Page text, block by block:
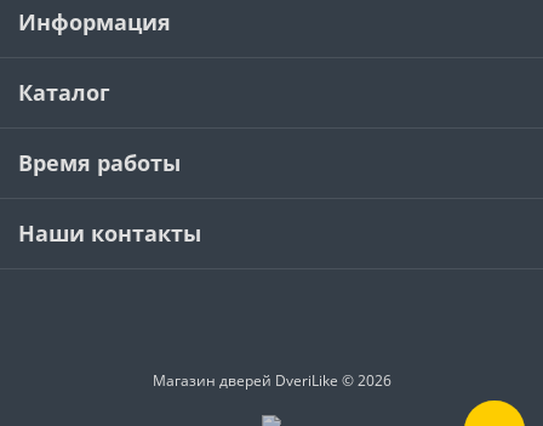
Информация
Каталог
Время работы
Наши контакты
Магазин дверей DveriLike © 2026